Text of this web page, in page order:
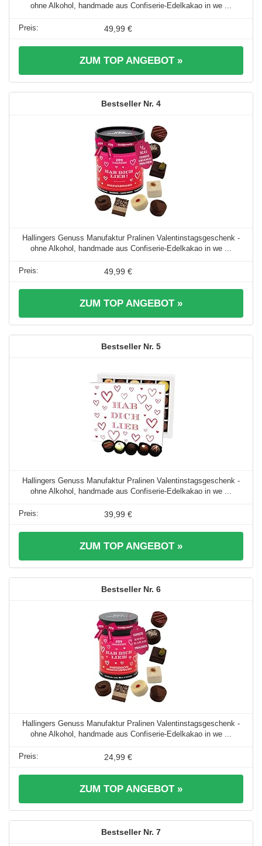
ohne Alkohol, handmade aus Confiserie-Edelkakao in we ...
49,99 €
ZUM TOP ANGEBOT »
4
Hallingers Genuss Manufaktur Pralinen Valentinstagsgeschenk -
ohne Alkohol, handmade aus Confiserie-Edelkakao in we ...
49,99 €
ZUM TOP ANGEBOT »
5
Hallingers Genuss Manufaktur Pralinen Valentinstagsgeschenk -
ohne Alkohol, handmade aus Confiserie-Edelkakao in we ...
39,99 €
ZUM TOP ANGEBOT »
6
Hallingers Genuss Manufaktur Pralinen Valentinstagsgeschenk -
ohne Alkohol, handmade aus Confiserie-Edelkakao in we ...
24,99 €
ZUM TOP ANGEBOT »
7